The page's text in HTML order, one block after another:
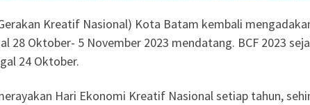
Kreatif Nasional) Kota Batam kembali
28 Oktober- 5 November 2023 mendatang. BCF 2023
24 Oktober.
Hari Ekonomi Kreatif Nasional setiap tahun,